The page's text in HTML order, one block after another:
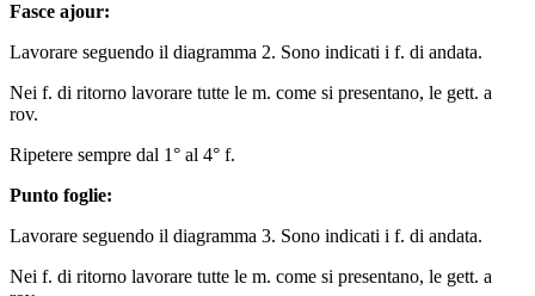
Fasce ajour:
Lavorare seguendo il diagramma 2. Sono indicati i f. di andata.
Nei f. di ritorno lavorare tutte le m. come si presentano, le gett. a
rov.
Ripetere sempre dal 1° al 4° f.
Punto foglie:
Lavorare seguendo il diagramma 3. Sono indicati i f. di andata.
Nei f. di ritorno lavorare tutte le m. come si presentano, le gett. a